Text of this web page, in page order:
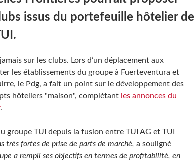
issus du portefeuille hôtelier de
sur les clubs. Lors d’un déplacement aux
les établissements du groupe à Fuerteventura et
le Pdg, a fait un point sur le développement des
hôteliers "maison", complétantles annonces du
.
groupe TUI depuis la fusion entre TUI AG et TUI
très fortes de prise de parts de marché, a souligné
a rempli ses objectifs en termes de profitabilité, en